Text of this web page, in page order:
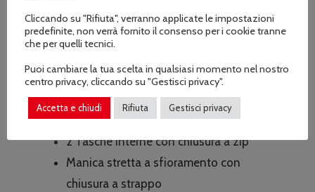
Collo dritto con coulisse
Cappuccio richiudibile sul collo
con bottoni a pressione
1 Tasca a scomparsa verticale con
chiusura a zip sul petto
2 Tasche interne con chiusura a zip
Manica stretta a sfioramento con
chiusura a strappo
Cliccando su "Rifiuta", verranno applicate le impostazioni
predefinite, non verrà fornito il consenso per i cookie tranne
che per quelli tecnici.
Puoi cambiare la tua scelta in qualsiasi momento nel nostro
centro privacy, cliccando su "Gestisci privacy".
Accetta e chiudi Rifiuta Gestisci privacy